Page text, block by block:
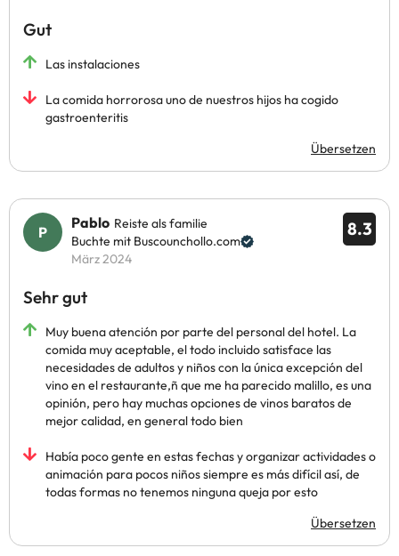
Gut
Las instalaciones
La comida horrorosa uno de nuestros hijos ha cogido
gastroenteritis
Übersetzen
8.3
Pablo Reiste als familie
Buchte mit Buscounchollo.com
März 2024
Sehr gut
Muy buena atención por parte del personal del hotel. La
comida muy aceptable, el todo incluido satisface las
necesidades de adultos y niños con la única excepción del
vino en el restaurante,ñ que me ha parecido malillo, es una
opinión, pero hay muchas opciones de vinos baratos de
mejor calidad, en general todo bien
Había poco gente en estas fechas y organizar actividades o
animación para pocos niños siempre es más difícil así, de
todas formas no tenemos ninguna queja por esto
Übersetzen